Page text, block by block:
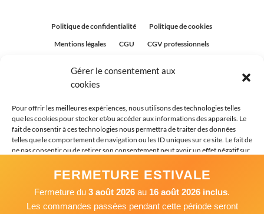
Gérer le consentement aux
cookies
Pour offrir les meilleures expériences, nous utilisons des technologies telles
que les cookies pour stocker et/ou accéder aux informations des appareils. Le
fait de consentir à ces technologies nous permettra de traiter des données
telles que le comportement de navigation ou les ID uniques sur ce site. Le fait de
ne pas consentir ou de retirer son consentement peut avoir un effet négatif sur
Accepter
Politique de confidentialité
Politique de cookies
Mentions légales
CGU
CGV professionnels
Politique relative aux avis clients
FERMETURE ESTIVALE
Fermeture du 3 août 2026 au 16 août 2026 inclus.
Les commandes passées pendant cette période seront